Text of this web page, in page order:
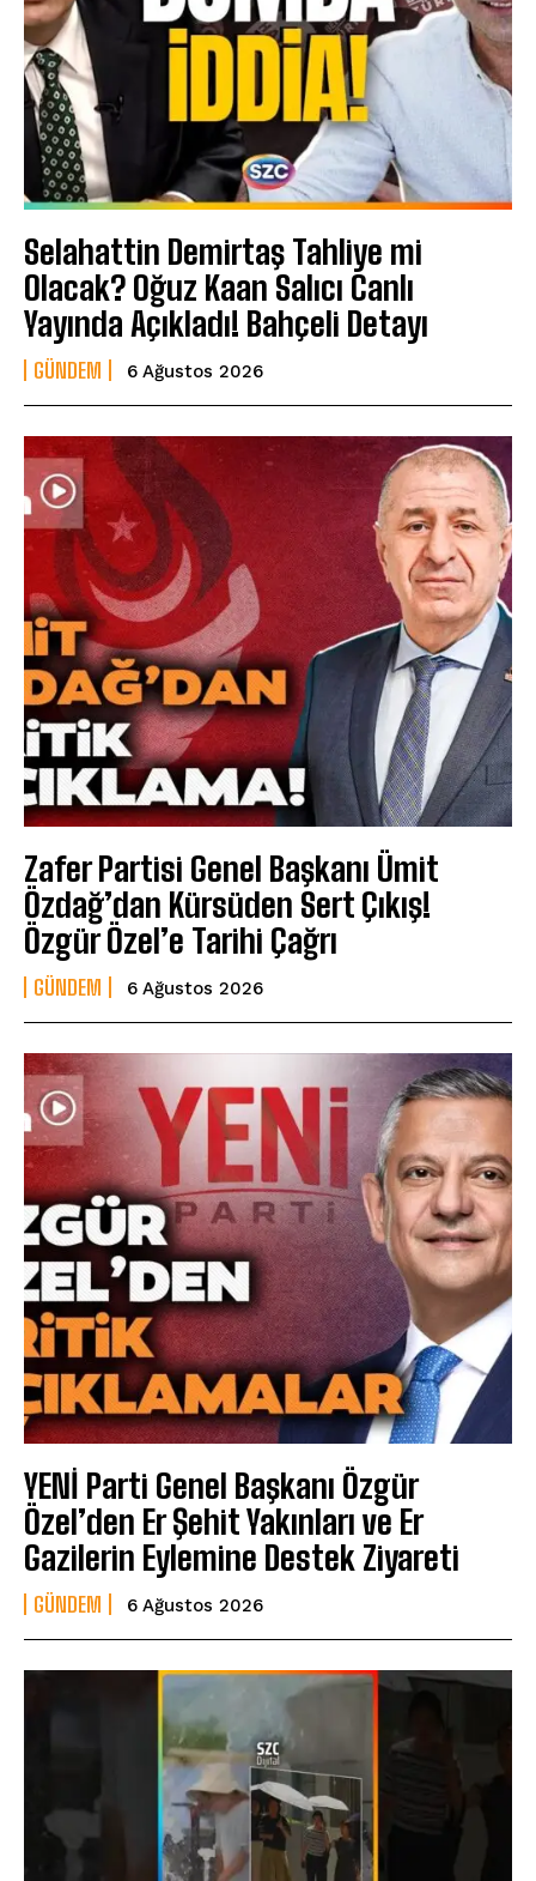
Selahattin Demirtaş Tahliye mi
Olacak? Oğuz Kaan Salıcı Canlı
Yayında Açıkladı! Bahçeli Detayı
GÜNDEM 6 Ağustos 2026
Zafer Partisi Genel Başkanı Ümit
Özdağ’dan Kürsüden Sert Çıkış!
Özgür Özel’e Tarihi Çağrı
GÜNDEM 6 Ağustos 2026
YENİ Parti Genel Başkanı Özgür
Özel’den Er Şehit Yakınları ve Er
Gazilerin Eylemine Destek Ziyareti
GÜNDEM 6 Ağustos 2026